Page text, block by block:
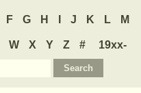
F G H J K L M
W X Y Z #
19xx-